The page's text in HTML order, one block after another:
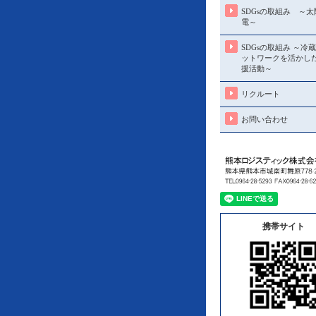
SDGsの取組み ～太
電～
SDGsの取組み ～冷
ットワークを活かし
援活動～
リクルート
お問い合わせ
携帯サイト